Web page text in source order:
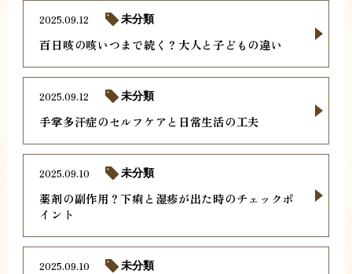
百日咳の咳いつまで続く？大人と子どもの違い
2025.09.12 未分類
手掌多汗症のセルフケアと日常生活の工夫
2025.09.12 未分類
薬剤の副作用？下痢と湿疹が出た時のチェックポ
イント
2025.09.10 未分類
2025.09.10 未分類